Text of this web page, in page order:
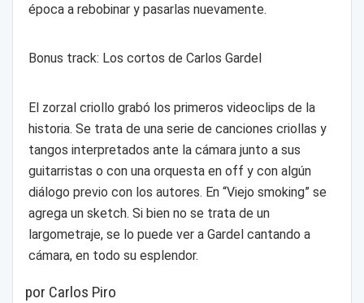
época a rebobinar y pasarlas nuevamente.
Bonus track: Los cortos de Carlos Gardel
El zorzal criollo grabó los primeros videoclips de la
historia. Se trata de una serie de canciones criollas y
tangos interpretados ante la cámara junto a sus
guitarristas o con una orquesta en off y con algún
diálogo previo con los autores. En “Viejo smoking” se
agrega un sketch. Si bien no se trata de un
largometraje, se lo puede ver a Gardel cantando a
cámara, en todo su esplendor.
por Carlos Piro